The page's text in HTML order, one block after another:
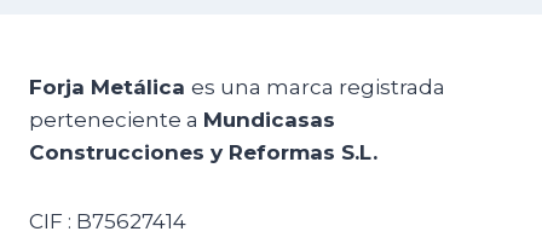
Forja Metálica es una marca registrada
perteneciente a Mundicasas
Construcciones y Reformas S.L.
CIF : B75627414